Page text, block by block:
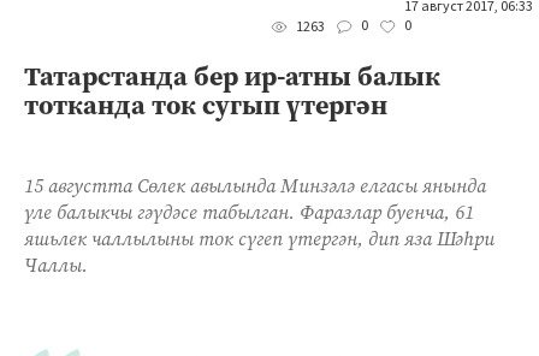
17 август 2017, 06:33
1263
0 0
Татарстанда бер ир-атны балык
тотканда ток сугып үтергән
15 августта Сөлек авылында Минзәлә елгасы янында
үле балыкчы гәүдәсе табылган. Фаразлар буенча, 61
яшьлек чаллылыны ток сүгеп үтергән, дип яза Шәһри
Чаллы.